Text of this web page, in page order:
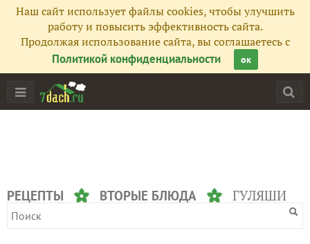
Наш сайт использует файлы cookies, чтобы улучшить
работу и повысить эффективность сайта.
Продолжая использование сайта, вы соглашаетесь с
Политикой конфиденциальности
ок
РЕЦЕПТЫ ВТОРЫЕ БЛЮДА ГУЛЯШИ